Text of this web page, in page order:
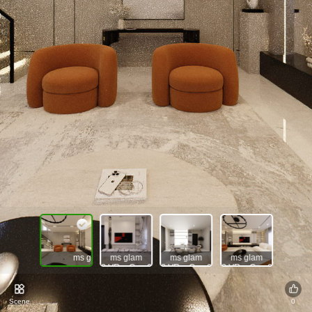
ms glam 2.VRayCam013_Post
ms glam
2.VRayCam004_Post
ms glam
2.VRayCam002_Post
ms glam
2.VRayCam001_Post
Scene 0